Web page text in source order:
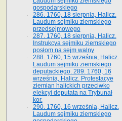
gospodarskiego
286. 1760, 18 sierpnia, Halicz.
Laudum sejmiku ziemskiego
przedsejmowego
287. 1760, 18 sierpnia, Halicz.
Instrukcya sejmiku ziemskiego
posłom na sejm walny
288. 1760, 15 września, Halicz.
Laudum sejmiku ziemskiego
deputackiego. 289. 1760, 16
września, Halicz. Protestacye
ziemian halickich przeciwko
elekcyi deputata na Trybunał
kor.
290. 1760, 16 września, Halicz.
Laudum sejmiku ziemskiego